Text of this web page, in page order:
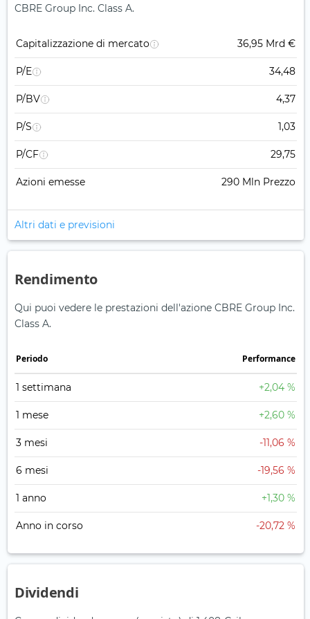
CBRE Group Inc. Class A.
Capitalizzazione di mercato 36,95 Mrd €
P/E 34,48
P/BV 4,37
P/S 1,03
P/CF 29,75
Azioni emesse 290 Mln Prezzo
Altri dati e previsioni
Rendimento
Qui puoi vedere le prestazioni dell'azione CBRE Group Inc.
Class A.
Periodo Performance
1 settimana +2,04 %
1 mese +2,60 %
3 mesi -11,06 %
6 mesi -19,56 %
1 anno +1,30 %
Anno in corso -20,72 %
Dividendi